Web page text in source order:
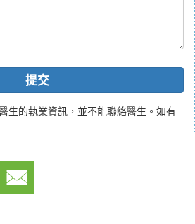
提交
生的執業資訊，並不能聯絡醫生。如有